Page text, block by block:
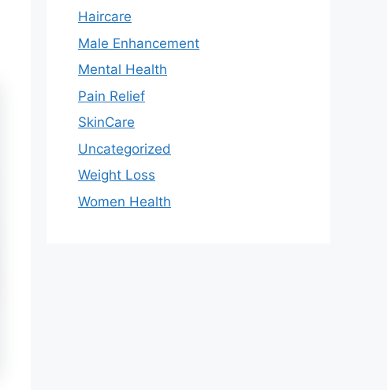
Haircare
Male Enhancement
Mental Health
Pain Relief
SkinCare
Uncategorized
Weight Loss
Women Health